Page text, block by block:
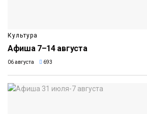
Культура
Афиша 7–14 августа
06 августа 693